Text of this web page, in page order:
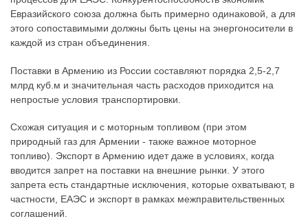
Евразийского союза должна быть примерно одинаковой, а для
этого сопоставимыми должны быть цены на энергоносители в
каждой из стран объединения.
Поставки в Армению из России составляют порядка 2,5-2,7
млрд куб.м и значительная часть расходов приходится на
непростые условия транспортировки.
Схожая ситуация и с моторным топливом (при этом
природный газ для Армении - также важное моторное
топливо). Экспорт в Армению идет даже в условиях, когда
вводится запрет на поставки на внешние рынки. У этого
запрета есть стандартные исключения, которые охватывают, в
частности, ЕАЭС и экспорт в рамках межправительственных
соглашений.